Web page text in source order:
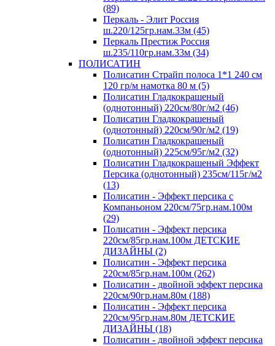
(89)
Перкаль - Элит Россия
ш.220/125гр.нам.33м (45)
Перкаль Престиж Россия
ш.235/110гр.нам.33м (34)
ПОЛИСАТИН
Полисатин Страйп полоса 1*1 240 см
120 гр/м намотка 80 м (5)
Полисатин Гладкокрашеный
(однотонный) 220см/80г/м2 (46)
Полисатин Гладкокрашеный
(однотонный) 220см/90г/м2 (19)
Полисатин Гладкокрашеный
(однотонный) 225см/95г/м2 (32)
Полисатин Гладкокрашеный Эффект
Персика (однотонный) 235см/115г/м2
(13)
Полисатин - Эффект персика с
Компаньоном 220см/75гр.нам.100м
(29)
Полисатин - Эффект персика
220см/85гр.нам.100м ДЕТСКИЕ
ДИЗАЙНЫ (2)
Полисатин - Эффект персика
220см/85гр.нам.100м (262)
Полисатин - двойной эффект персика
220см/90гр.нам.80м (188)
Полисатин - Эффект персика
220см/95гр.нам.80м ДЕТСКИЕ
ДИЗАЙНЫ (18)
Полисатин - двойной эффект персика